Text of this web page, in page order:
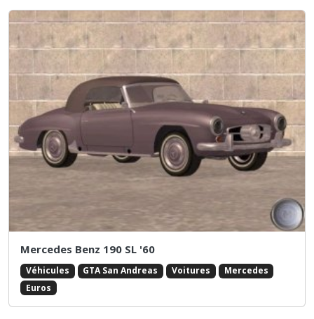
Mercedes Benz 190 SL '60
Véhicules GTA San Andreas Voitures
Mercedes
Euros